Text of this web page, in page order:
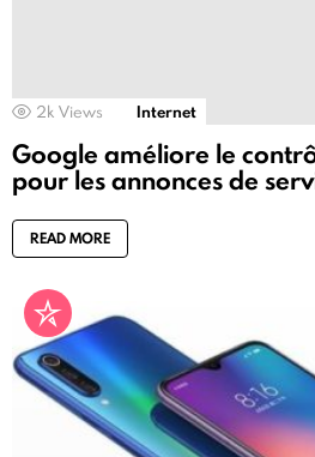
2k Views Internet
Google améliore le
pour les annonces de
READ MORE